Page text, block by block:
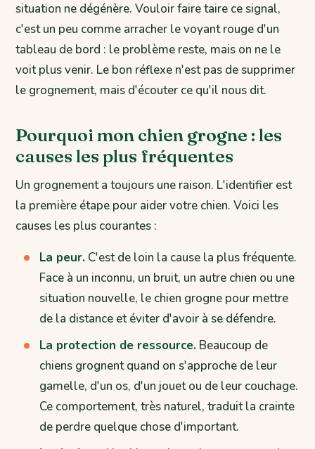
situation ne dégénère. Vouloir faire taire ce signal,
c'est un peu comme arracher le voyant rouge d'un
tableau de bord : le problème reste, mais on ne le
voit plus venir. Le bon réflexe n'est pas de supprimer
le grognement, mais d'écouter ce qu'il nous dit.
Pourquoi mon chien grogne : les
causes les plus fréquentes
Un grognement a toujours une raison. L'identifier est
la première étape pour aider votre chien. Voici les
causes les plus courantes :
La peur. C'est de loin la cause la plus fréquente.
Face à un inconnu, un bruit, un autre chien ou une
situation nouvelle, le chien grogne pour mettre
de la distance et éviter d'avoir à se défendre.
La protection de ressource. Beaucoup de
chiens grognent quand on s'approche de leur
gamelle, d'un os, d'un jouet ou de leur couchage.
Ce comportement, très naturel, traduit la crainte
de perdre quelque chose d'important.